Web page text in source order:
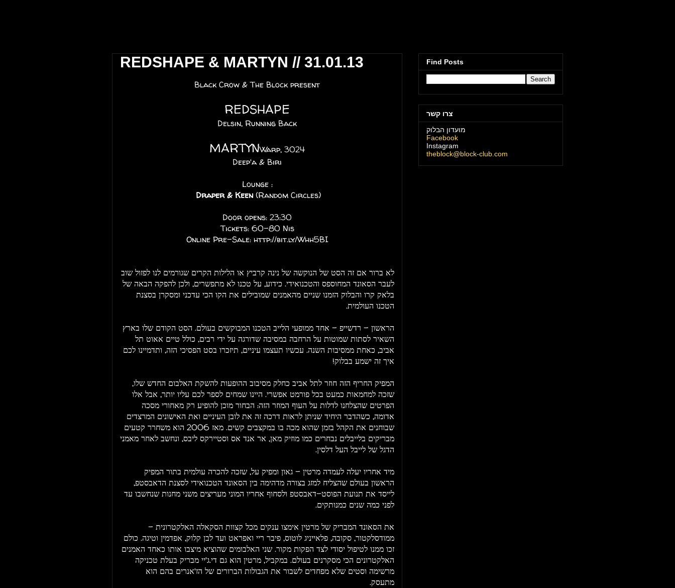
REDSHAPE & MARTYN // 31.01.13
Black Crow & The Block present
REDSHAPE
Delsin, Running Back
MARTYNWarp, 3024
Deep'a & Biri
Lounge :
Draper & Keen(Random Circles)
Door opens: 23:30
Tickets: 60-80 Nis
Online Pre-Sale: http://bit.ly/Whh5BI
לא ברור אם זה הסט של הנוקשה של נינה קרביץ או הלילות הקרים שגורמים לנו לפזול שוב
לעבר הסאונד המחוספס והטכנואידי. כידוע, על טכנו לא מתפשרים, ולכן להפקה הבאה של
בלאק קרו והבלוק הזמנו שניים מהאמנים שמובילים את הקו הכי עדכני ומסקרן בסצנת
הטכנו העולמית.
הראשון - רדשייפ - אחד ממופעי הלייב הטכנו המבוקשים בעולם. הסט הקודם שלו בארץ
השאיר לסתות שמוטות על הרחבה במסיבה שדורגה על ידי רבים, כולל טיים אאוט תל
אביב, כאחת ממסיבות השנה. עכשיו תעצמו עיניים, תיזכרו בסט הפסיכי הזה, ותדמיינו לכם
איך זה ישמע בבלוק!
המפיק החריף הזה חוזר לתל אביב כחלק מסיבוב ההופעות להשקת האלבום החדש שלו,
שזכה למחמאות כמעט בכל פורמט אפשרי. היינו שמחים לספר לכם עליו יותר, אבל אלו
הפרטים שהצלחנו לדלות על העוף המוזר הזה: הבחור מוכן להופיע רק מאחורי מסכה
אדומה, כשהדבר היחיד שניתן לראות דרכה זה את לובן העיניים ואת האישונים המרצדים
שבוחנים את הקהל בזמן שהוא מכה בו במקצבים קשים. מאז 2006 הוא משחרר קטעים
מבריקים בלייבלים נבחרים כמו מוזיק מאן, אר אנד אס וסטיירקס ליבס, ונחשב לאחר מאמני
הדגל של לייבל העל דלסין.
מיד אחריו יעלה לעמדה מרטין - גאון ומפיק על, שזכה להכרה עולמית בתור המפיק
הראשון בעולם שהצליח למזג בצורה מדהימה בין הסאונד הטכנואידי לסצנת הדאבסטפ,
לייסד את תנועת הפוסט-דאבסטפ ולסחוף אחריו המוני מעריצים משני מחנות שנחשבו עד
לפני כמה שנים כמנותקים.
את הסאונד המבריק של מרטין אימצו ענקים מכל קצוות הסקאלה האלקטרונית -
ממודסלקטור, סקובה, פלאייניג לוטוס, פיבר ריי ואפראט ועד לבן קלוק, אפדמין וטיגה. כולם
זכו ממנו לטיפול יסודי לצד הפקות מקור. שני האלבומים שהוציא מיצבו אותו כאחד האמנים
האלקטרונים הכי מסקרנים בעולם. במקביל, מרטין הוא גם די.ג'יי מבריק בעלת טכניקה
מרשימה וסטים שלא מפחדים לשבור את הגבולות הברורים של הז'אנרים בהם הוא
מתעסק.
Find Posts
צרו קשר
מועדון הבלוק
Facebook
Instagram
theblock@block-club.com